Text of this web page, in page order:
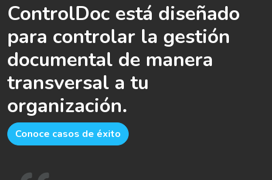
ControlDoc está diseñado
para controlar la gestión
documental de manera
transversal a tu
organización.
Conoce casos de éxito